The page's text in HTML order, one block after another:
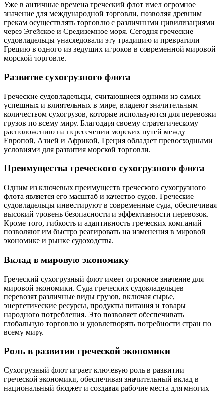
Уже в античные времена греческий флот имел огромное
значение для международной торговли, позволяя древним
грекам осуществлять торговлю с различными цивилизациями
через Эгейское и Средиземное моря. Сегодня греческие
судовладельцы унаследовали эту традицию и превратили
Грецию в одного из ведущих игроков в современной мировой
морской торговле.
Развитие сухогрузного флота
Греческие судовладельцы, считающиеся одними из самых
успешных и влиятельных в мире, владеют значительным
количеством сухогрузов, которые используются для перевозки
грузов по всему миру. Благодаря своему стратегическому
расположению на пересечении морских путей между
Европой, Азией и Африкой, Греция обладает превосходными
условиями для развития морской торговли.
Преимущества греческого сухогрузного флота
Одним из ключевых преимуществ греческого сухогрузного
флота является его масштаб и качество судов. Греческие
судовладельцы инвестируют в современные суда, обеспечивая
высокий уровень безопасности и эффективности перевозок.
Кроме того, гибкость и адаптивность греческих компаний
позволяют им быстро реагировать на изменения в мировой
экономике и рынке судоходства.
Вклад в мировую экономику
Греческий сухогрузный флот имеет огромное значение для
мировой экономики. Суда греческих судовладельцев
перевозят различные виды грузов, включая сырье,
энергетические ресурсы, продукты питания и товары
народного потребления. Это позволяет обеспечивать
глобальную торговлю и удовлетворять потребности стран по
всему миру.
Роль в развитии греческой экономики
Сухогрузный флот играет ключевую роль в развитии
греческой экономики, обеспечивая значительный вклад в
национальный бюджет и создавая рабочие места для многих